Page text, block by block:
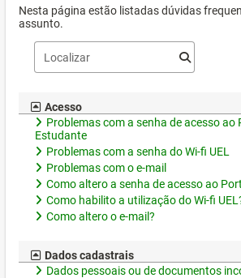
Nesta página estão listadas dúvidas
assunto.
Acesso
Problemas com a senha de acesso ao
Estudante
Problemas com a senha do Wi-fi UEL
Problemas com o e-mail
Como altero a senha de acesso ao
Como habilito a utilização do Wi-fi
Como altero o e-mail?
Dados cadastrais
Dados pessoais ou de documentos